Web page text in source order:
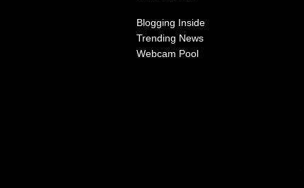
Blogging Inside
Trending News
Webcam Pool